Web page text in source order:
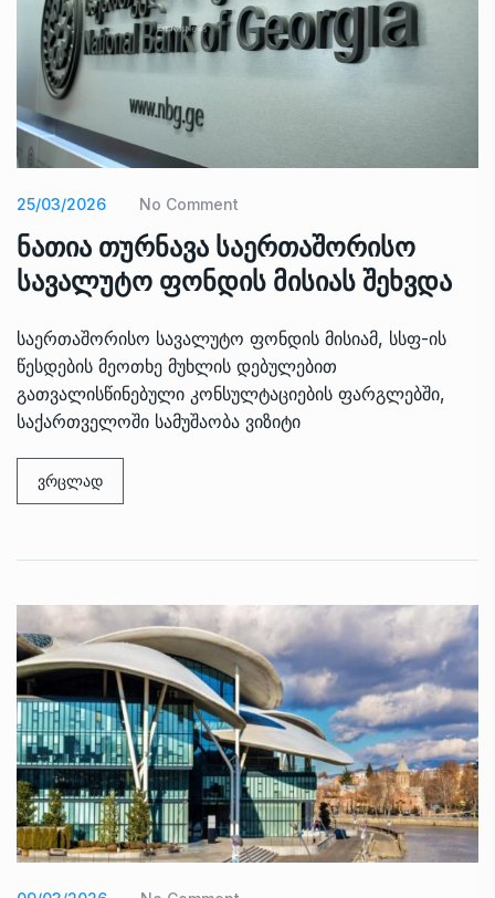
25/03/2026 No Comment
ნათია თურნავა საერთაშორისო
სავალუტო ფონდის მისიას შეხვდა
საერთაშორისო სავალუტო ფონდის მისიამ, სსფ-ის
წესდების მეოთხე მუხლის დებულებით
გათვალისწინებული კონსულტაციების ფარგლებში,
საქართველოში სამუშაობა ვიზიტი
ვრცლად